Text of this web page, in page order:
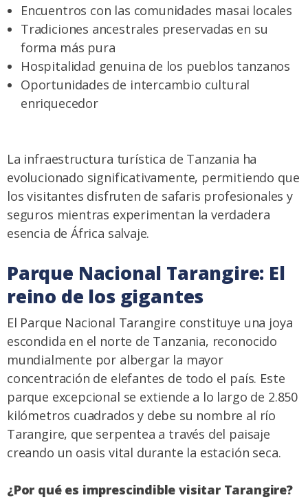
Encuentros con las comunidades masai locales
Tradiciones ancestrales preservadas en su
forma más pura
Hospitalidad genuina de los pueblos tanzanos
Oportunidades de intercambio cultural
enriquecedor
La infraestructura turística de Tanzania ha
evolucionado significativamente, permitiendo que
los visitantes disfruten de safaris profesionales y
seguros mientras experimentan la verdadera
esencia de África salvaje.
Parque Nacional Tarangire: El
reino de los gigantes
El Parque Nacional Tarangire constituye una joya
escondida en el norte de Tanzania, reconocido
mundialmente por albergar la mayor
concentración de elefantes de todo el país. Este
parque excepcional se extiende a lo largo de 2.850
kilómetros cuadrados y debe su nombre al río
Tarangire, que serpentea a través del paisaje
creando un oasis vital durante la estación seca.
¿Por qué es imprescindible visitar Tarangire?